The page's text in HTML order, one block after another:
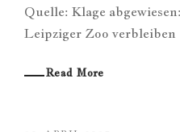
Quelle: Klage
Leipziger Zoo verbleiben
Read More